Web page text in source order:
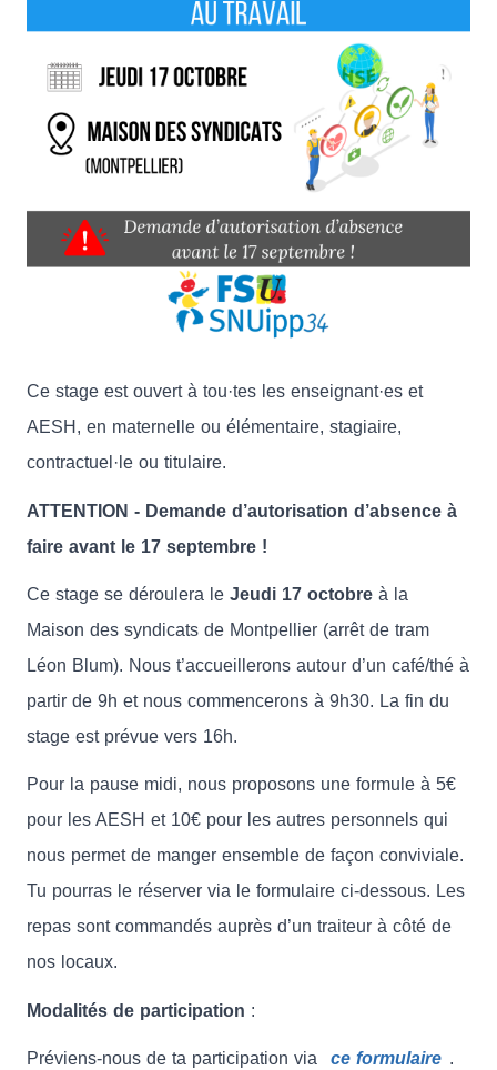
Ce stage est ouvert à tou·tes les enseignant·es et
AESH, en maternelle ou élémentaire, stagiaire,
contractuel·le ou titulaire.
ATTENTION - Demande d’autorisation d’absence à
faire avant le 17 septembre !
Ce stage se déroulera le Jeudi 17 octobre à la
Maison des syndicats de Montpellier (arrêt de tram
Léon Blum). Nous t’accueillerons autour d’un café/thé à
partir de 9h et nous commencerons à 9h30. La fin du
stage est prévue vers 16h.
Pour la pause midi, nous proposons une formule à 5€
pour les AESH et 10€ pour les autres personnels qui
nous permet de manger ensemble de façon conviviale.
Tu pourras le réserver via le formulaire ci-dessous. Les
repas sont commandés auprès d’un traiteur à côté de
nos locaux.
Modalités de participation :
Préviens-nous de ta participation via ce formulaire .